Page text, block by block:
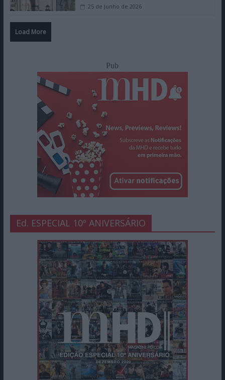
25 de Junho de 2026
Load More
Pub
Ed. ESPECIAL 10º ANIVERSÁRIO